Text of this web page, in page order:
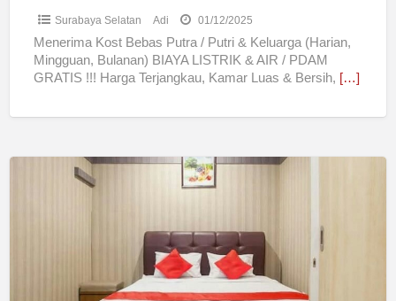
Surabaya
Surabaya Selatan Adi 01/12/2025
Menerima Kost Bebas Putra / Putri & Keluarga (Harian,
Mingguan, Bulanan) BIAYA LISTRIK & AIR / PDAM
GRATIS !!! Harga Terjangkau, Kamar Luas & Bersih, […]
Disewakan